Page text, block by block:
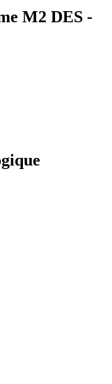
M2 DES -